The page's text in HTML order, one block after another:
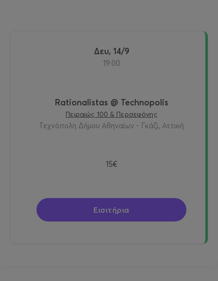
Δευ, 14/9
19:00
Rationalistas @ Technopolis
Πειραιώς 100 & Περσεφόνης
Τεχνόπολη Δήμου Αθηναίων - Γκάζι, Αττική
15€
Εισιτήρια